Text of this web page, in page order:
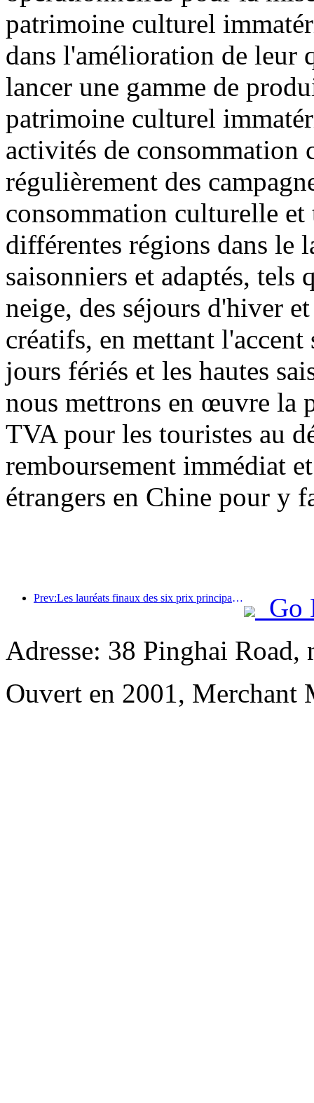
patrimoine culturel
dans l'amélioration de leur
lancer une gamme de
patrimoine culturel
activités de
régulièrement des
consommation culturelle
différentes régions dans le
saisonniers et adaptés, tels
neige, des séjours d'hiver
créatifs, en mettant
jours fériés et les hautes
nous mettrons en œuvre la
TVA pour les touristes au
remboursement immédiat
étrangers en Chine pour y
Prev:Les lauréats finaux des six prix principaux ont été annoncés, et plus d'une centaine d'hôtels et d'entreprises reçoivent des prix annuels !
Go
Adresse: 38 Pinghai Road,
Ouvert en 2001, Merchant